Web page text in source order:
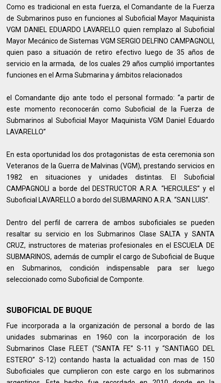
Como es tradicional en esta fuerza, el Comandante de la Fuerza
de Submarinos puso en funciones al Suboficial Mayor Maquinista
VGM DANIEL EDUARDO LAVARELLO quien remplazo al Suboficial
Mayor Mecánico de Sistemas VGM SERGIO DELFINO CAMPAGNOLI,
quien paso a situación de retiro efectivo luego de 35 años de
servicio en la armada, de los cuales 29 años cumplió importantes
funciones en el Arma Submarina y ámbitos relacionados
el Comandante dijo ante todo el personal formado: “a partir de
este momento reconocerán como Suboficial de la Fuerza de
Submarinos al Suboficial Mayor Maquinista VGM Daniel Eduardo
LAVARELLO”
En esta oportunidad los dos protagonistas de esta ceremonia son
Veteranos de la Guerra de Malvinas (VGM), prestando servicios en
1982 en situaciones y unidades distintas. El Suboficial
CAMPAGNOLI a borde del DESTRUCTOR A.R.A. “HERCULES” y el
Suboficial LAVARELLO a bordo del SUBMARINO A.R.A. “SAN LUIS”.
Dentro del perfil de carrera de ambos suboficiales se pueden
resaltar su servicio en los Submarinos Clase SALTA y SANTA
CRUZ, instructores de materias profesionales en el ESCUELA DE
SUBMARINOS, además de cumplir el cargo de Suboficial de Buque
en Submarinos, condición indispensable para ser luego
seleccionado como Suboficial de Componte.
SUBOFICIAL DE BUQUE
Fue incorporada a la organización de personal a bordo de las
unidades submarinas en 1960 con la incorporación de los
Submarinos Clase FLEET (“SANTA FE” S-11 y “SANTIAGO DEL
ESTERO” S-12) contando hasta la actualidad con mas de 150
Suboficiales que cumplieron con este cargo en los submarinos